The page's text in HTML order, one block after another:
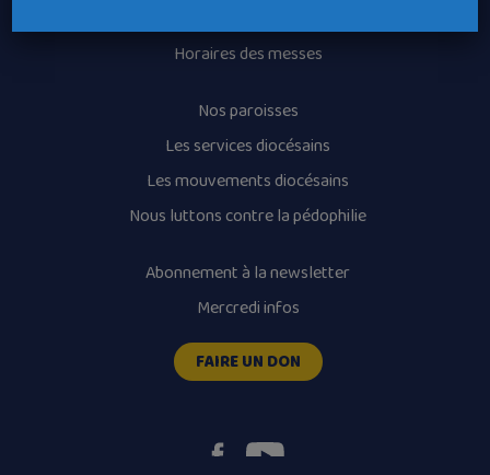
Horaires des messes
Nos paroisses
Les services diocésains
Les mouvements diocésains
Nous luttons contre la pédophilie
Abonnement à la newsletter
Mercredi infos
FAIRE UN DON